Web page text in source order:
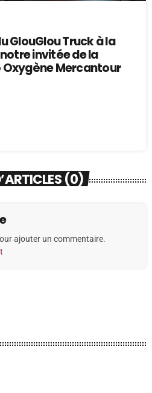
GlouGlou Truck à la
invitée de la
Oxygène Mercantour
(0)
ajouter un commentaire.